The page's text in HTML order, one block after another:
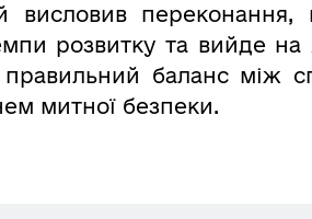
висловив
розвитку та вийде на
правильний баланс між
митної безпеки.